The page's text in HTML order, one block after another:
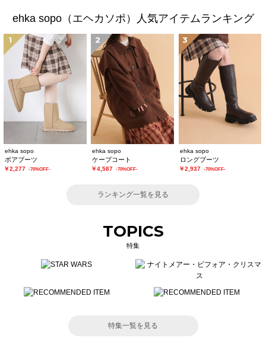
ehka sopo（エヘカソポ）人気アイテムランキング
1
ehka sopo
ボアブーツ
￥2,277 -70%OFF-
2
ehka sopo
ケープコート
￥4,587 -70%OFF-
3
ehka sopo
ロングブーツ
￥2,937 -70%OFF-
ランキング一覧を見る
TOPICS
特集
特集一覧を見る